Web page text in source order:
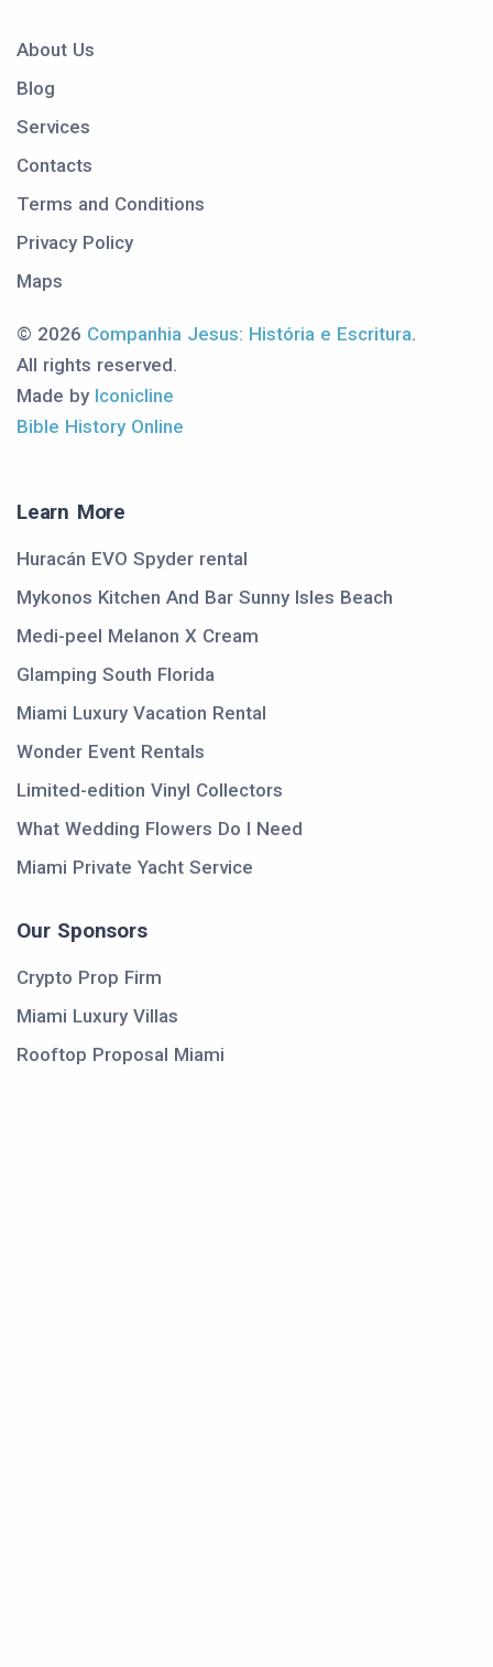
About Us
Blog
Services
Contacts
Terms and Conditions
Privacy Policy
Maps
© 2026 Companhia Jesus: História e Escritura.
All rights reserved.
Made by Iconicline
Bible History Online
Learn More
Huracán EVO Spyder rental
Mykonos Kitchen And Bar Sunny Isles Beach
Medi-peel Melanon X Cream
Glamping South Florida
Miami Luxury Vacation Rental
Wonder Event Rentals
Limited-edition Vinyl Collectors
What Wedding Flowers Do I Need
Miami Private Yacht Service
Our Sponsors
Crypto Prop Firm
Miami Luxury Villas
Rooftop Proposal Miami